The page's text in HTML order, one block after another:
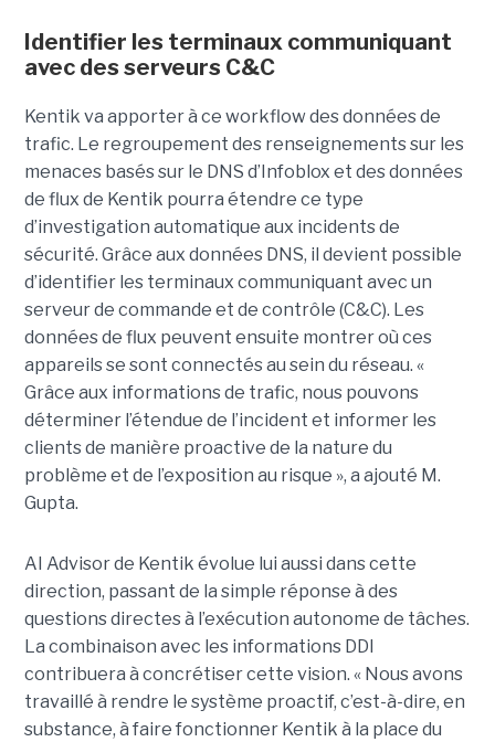
Identifier les terminaux communiquant
avec des serveurs C&C
Kentik va apporter à ce workflow des données de
trafic. Le regroupement des renseignements sur les
menaces basés sur le DNS d’Infoblox et des données
de flux de Kentik pourra étendre ce type
d’investigation automatique aux incidents de
sécurité. Grâce aux données DNS, il devient possible
d’identifier les terminaux communiquant avec un
serveur de commande et de contrôle (C&C). Les
données de flux peuvent ensuite montrer où ces
appareils se sont connectés au sein du réseau. «
Grâce aux informations de trafic, nous pouvons
déterminer l’étendue de l’incident et informer les
clients de manière proactive de la nature du
problème et de l’exposition au risque », a ajouté M.
Gupta.
AI Advisor de Kentik évolue lui aussi dans cette
direction, passant de la simple réponse à des
questions directes à l’exécution autonome de tâches.
La combinaison avec les informations DDI
contribuera à concrétiser cette vision. « Nous avons
travaillé à rendre le système proactif, c’est-à-dire, en
substance, à faire fonctionner Kentik à la place du